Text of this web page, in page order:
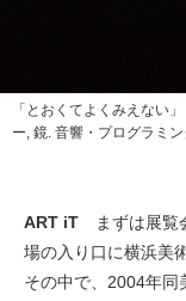
「とおくてよくみえない
ー, 鏡. 音響・プログラミ
ART iT まずは展覧
場の入り口に横浜美
その中で、2004年同